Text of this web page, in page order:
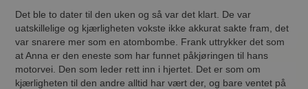
Det ble to dater til den uken og så var det klart. De var
uatskillelige og kjærligheten vokste ikke akkurat sakte fram, det
var snarere mer som en atombombe. Frank uttrykker det som
at Anna er den eneste som har funnet påkjøringen til hans
motorvei. Den som leder rett inn i hjertet. Det er som om
kjærligheten til den andre alltid har vært der, og bare ventet på